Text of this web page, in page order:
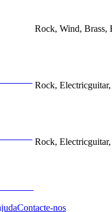
Rock, Wind, Brass,
Rock,
Rock,
Contacte-nos